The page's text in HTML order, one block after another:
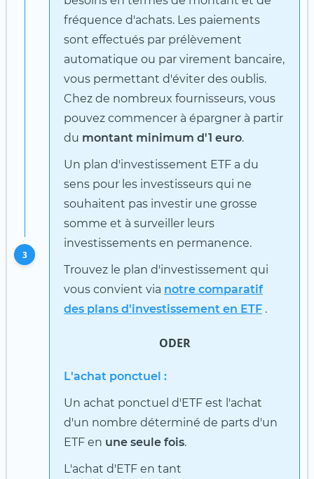
3
fréquence d'achats. Les paiements
sont effectués par prélèvement
automatique ou par virement bancaire,
vous permettant d'éviter des oublis.
Chez de nombreux fournisseurs, vous
pouvez commencer à épargner à partir
du montant minimum d'1 euro.
Un plan d'investissement ETF a du
sens pour les investisseurs qui ne
souhaitent pas investir une grosse
somme et à surveiller leurs
investissements en permanence.
Trouvez le plan d'investissement qui
vous convient via notre comparatif
des plans d'investissement en ETF .
ODER
L'achat ponctuel :
Un achat ponctuel d'ETF est l'achat
d'un nombre déterminé de parts d'un
ETF en une seule fois.
L'achat d'ETF en tant